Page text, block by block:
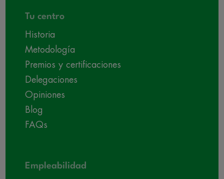
Tu centro
Historia
Metodología
Premios y certificaciones
Delegaciones
Opiniones
Blog
FAQs
Empleabilidad